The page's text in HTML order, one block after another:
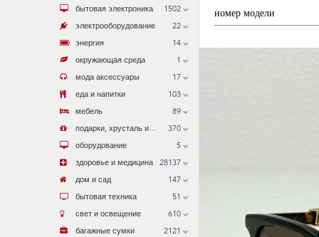
1502
бытовая электроника
22
электрооборудование
14
энергия
1
окружающая среда
17
мода аксессуары
103
еда и напитки
89
мебель
370
п
одарки, хрусталь и антиквариат
5
оборудование
28137
здоровье и медицина
147
дом и сад
51
бытовая техника
610
свет и освещение
2121
багажные сумки
номер модели